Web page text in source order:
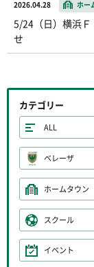
2026.04.28 ホー
5/24（日）横浜
せ
カテゴリー
ALL
ベレーザ
ホームタウン
スクール
イベント